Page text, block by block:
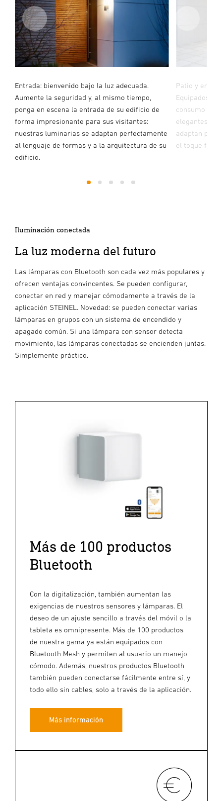
Entrada: bienvenido bajo la luz adecuada.
Aumente la seguridad y, al mismo tiempo,
ponga en escena la entrada de su edificio de
forma impresionante para sus visitantes:
nuestras luminarias se adaptan perfectamente
al lenguaje de formas y a la arquitectura de su
edificio.
Patio y
Equipados
consumo y
elegantes
adaptan
el toque final
1 3 5
Iluminación conectada
La luz moderna del futuro
Las lámparas con Bluetooth son cada vez más populares y
ofrecen ventajas convincentes. Se pueden configurar,
conectar en red y manejar cómodamente a través de la
aplicación STEINEL. Novedad: se pueden conectar varias
lámparas en grupos con un sistema de encendido y
apagado común. Si una lámpara con sensor detecta
movimiento, las lámparas conectadas se encienden juntas.
Simplemente práctico.
Más de 100 productos
Bluetooth
Con la digitalización, también aumentan las
exigencias de nuestros sensores y lámparas. El
deseo de un ajuste sencillo a través del móvil o la
tableta es omnipresente. Más de 100 productos
de nuestra gama ya están equipados con
Bluetooth Mesh y permiten al usuario un manejo
cómodo. Además, nuestros productos Bluetooth
también pueden conectarse fácilmente entre sí, y
todo ello sin cables, solo a través de la aplicación.
Más información